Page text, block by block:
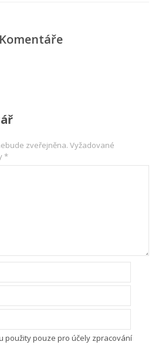
Komentáře
zveřejněna. Vyžadované
*
použity pouze pro účely zpracování